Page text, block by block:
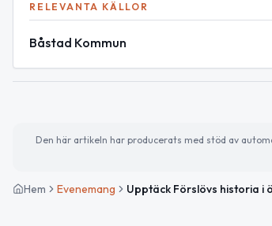
RELEVANTA KÄLLOR
Båstad Kommun
Den här artikeln har producerats med stöd av
Hem Evenemang